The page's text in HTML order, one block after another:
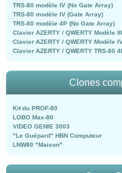
TRS-80 modèle IV (No Gate Array)
TRS-80 modèle IV (Gate Array)
TRS-80 modèle 4P (No Gate Array)
Clavier AZERTY / QWERTY Modèle III
Clavier AZERTY / QWERTY Modèle
Clavier AZERTY / QWERTY TRS-80
Clones
Kit du PROF-80
LOBO Max-80
VIDEO GENIE 3003
"Le Guépard" HBN Computeur
LNW80 "Maison"